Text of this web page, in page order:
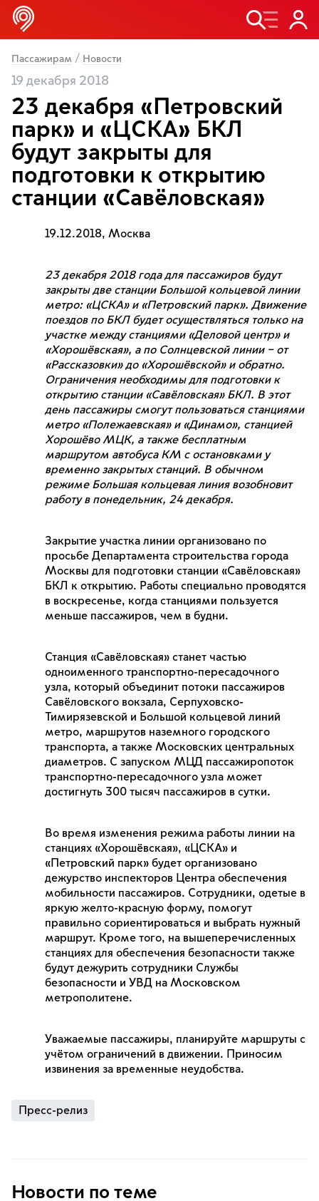
Пассажирам / Новости
19 декабря 2018
23 декабря «Петровский
парк» и «ЦСКА» БКЛ
будут закрыты для
подготовки к открытию
станции «Савёловская»
19.12.2018, Москва
23 декабря 2018 года для пассажиров будут
закрыты две станции Большой кольцевой линии
метро: «ЦСКА» и «Петровский парк». Движение
поездов по БКЛ будет осуществляться только на
участке между станциями «Деловой центр» и
«Хорошёвская», а по Солнцевской линии – от
«Рассказовки» до «Хорошёвской» и обратно.
Ограничения необходимы для подготовки к
открытию станции «Савёловская» БКЛ. В этот
день пассажиры смогут пользоваться станциями
метро «Полежаевская» и «Динамо», станцией
Хорошёво МЦК, а также бесплатным
маршрутом автобуса КМ с остановками у
временно закрытых станций. В обычном
режиме Большая кольцевая линия возобновит
работу в понедельник, 24 декабря.
Закрытие участка линии организовано по
просьбе Департамента строительства города
Москвы для подготовки станции «Савёловская»
БКЛ к открытию. Работы специально проводятся
в воскресенье, когда станциями пользуется
меньше пассажиров, чем в будни.
Станция «Савёловская» станет частью
одноименного транспортно-пересадочного
узла, который объединит потоки пассажиров
Савёловского вокзала, Серпуховско-
Тимирязевской и Большой кольцевой линий
метро, маршрутов наземного городского
транспорта, а также Московских центральных
диаметров. С запуском МЦД пассажиропоток
транспортно-пересадочного узла может
достигнуть 300 тысяч пассажиров в сутки.
Во время изменения режима работы линии на
станциях «Хорошёвская», «ЦСКА» и
«Петровский парк» будет организовано
дежурство инспекторов Центра обеспечения
мобильности пассажиров. Сотрудники, одетые в
яркую желто-красную форму, помогут
правильно сориентироваться и выбрать нужный
маршрут. Кроме того, на вышеперечисленных
станциях для обеспечения безопасности также
будут дежурить сотрудники Службы
безопасности и УВД на Московском
метрополитене.
Уважаемые пассажиры, планируйте маршруты с
учётом ограничений в движении. Приносим
извинения за временные неудобства.
Пресс-релиз
Новости по теме